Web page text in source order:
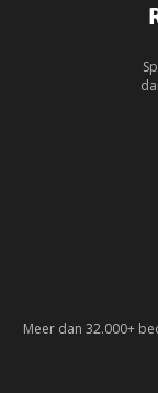
Meer dan 32.000+